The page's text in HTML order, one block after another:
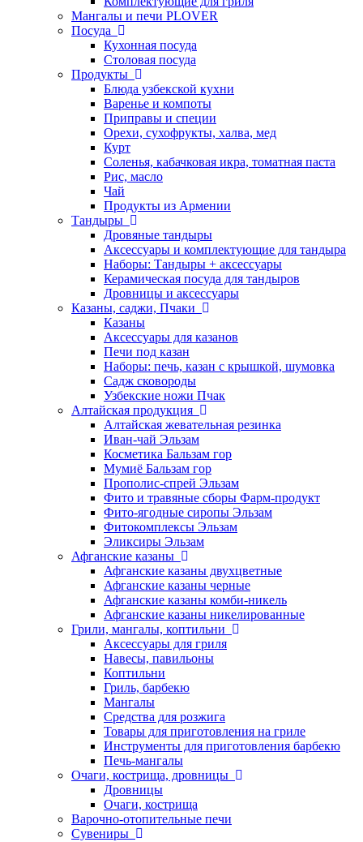
Мангалы и печи PLOVER
Посуда
Кухонная посуда
Столовая посуда
Продукты
Блюда узбекской кухни
Варенье и компоты
Приправы и специи
Орехи, сухофрукты, халва, мед
Курт
Соленья, кабачковая икра, томатная паста
Рис, масло
Чай
Продукты из Армении
Тандыры
Дровяные тандыры
Аксессуары и комплектующие для тандыра
Наборы: Тандыры + аксессуары
Керамическая посуда для тандыров
Дровницы и аксессуары
Казаны, саджи, Пчаки
Казаны
Аксессуары для казанов
Печи под казан
Наборы: печь, казан с крышкой, шумовка
Садж сковороды
Узбекские ножи Пчак
Алтайская продукция
Алтайская жевательная резинка
Иван-чай Эльзам
Косметика Бальзам гор
Мумиё Бальзам гор
Прополис-спрей Эльзам
Фито и травяные сборы Фарм-продукт
Фито-ягодные сиропы Эльзам
Фитокомплексы Эльзам
Эликсиры Эльзам
Афганские казаны
Афганские казаны двухцветные
Афганские казаны черные
Афганские казаны комби-никель
Афганские казаны никелированные
Грили, мангалы, коптильни
Аксессуары для гриля
Навесы, павильоны
Коптильни
Гриль, барбекю
Мангалы
Средства для розжига
Товары для приготовления на гриле
Инструменты для приготовления барбекю
Печь-мангалы
Очаги, кострища, дровницы
Дровницы
Очаги, кострища
Варочно-отопительные печи
Сувениры